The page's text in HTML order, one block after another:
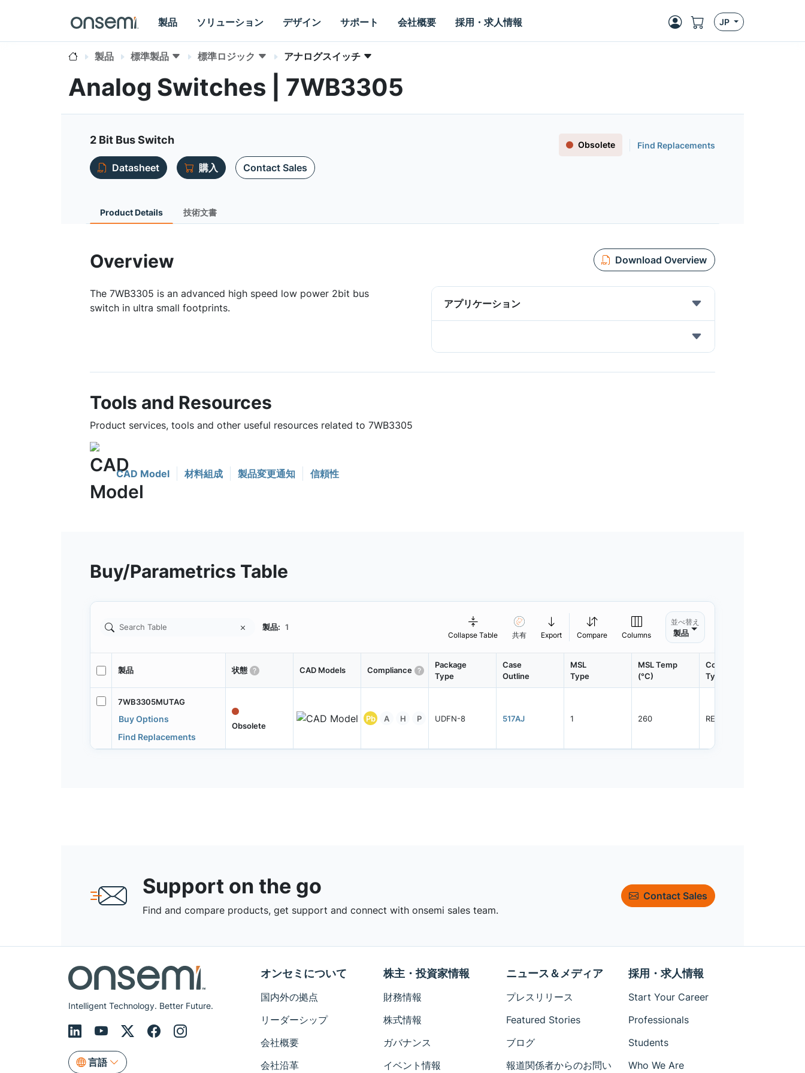
製品 ソリューション デザイン サポート 会社概要 採用・求人情報 JP
製品 標準製品 標準ロジック アナログスイッチ
Analog Switches | 7WB3305
2 Bit Bus Switch Obsolete Find Replacements
Datasheet 購入 Contact Sales
Product Details 技術文書
Overview Download Overview
The 7WB3305 is an advanced high speed low power 2bit bus
switch in ultra small footprints.
アプリケーション
Tools and Resources
Product services, tools and other useful resources related to 7WB3305
CAD Model 材料組成 製品変更通知 信頼性
Buy/Parametrics Table
製品: 1
Collapse Table 共有 Export Compare Columns
並べ替え
製品
製品 状態 CAD Models Compliance
Package
Type
Case
Outline
MSL
Type
MSL Temp
(°C)
Container
Type
7WB3305MUTAG
Buy Options
Find Replacements
Obsolete
Pb A H P UDFN-8 517AJ 1 260 REEL
Support on the go
Find and compare products, get support and connect with onsemi sales team.
Contact Sales
Intelligent Technology. Better Future.
言語
オンセミについて
国内外の拠点
リーダーシップ
会社概要
会社沿革
株主・投資家情報
財務情報
株式情報
ガバナンス
イベント情報
ニュース＆メディア
プレスリリース
Featured Stories
ブログ
報道関係者からのお問い
採用・求人情報
Start Your Career
Professionals
Students
Who We Are